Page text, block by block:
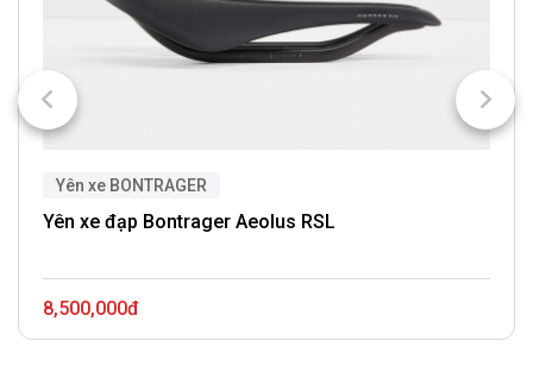
Yên xe BONTRAGER
Yên xe đạp Bontrager Aeolus RSL
8,500,000đ